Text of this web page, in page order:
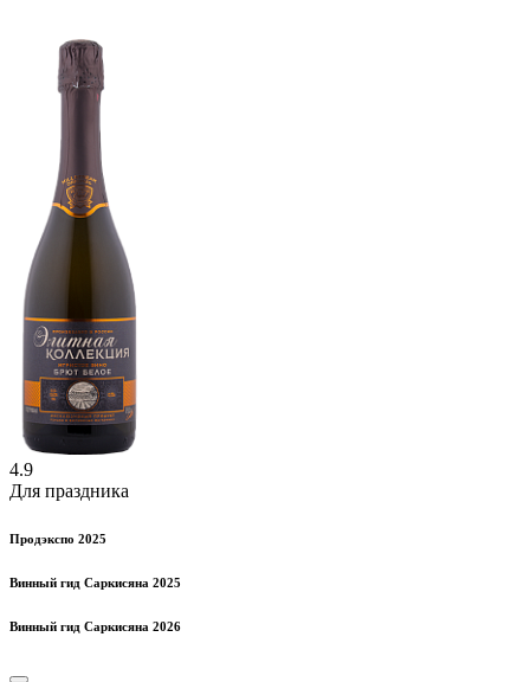
4.9
Для праздника
Продэкспо 2025
Винный гид Саркисяна 2025
Винный гид Саркисяна 2026